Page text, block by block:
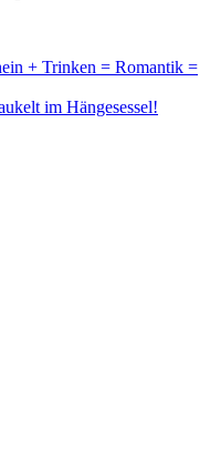
+ Trinken = Romantik =
im Hängesessel!